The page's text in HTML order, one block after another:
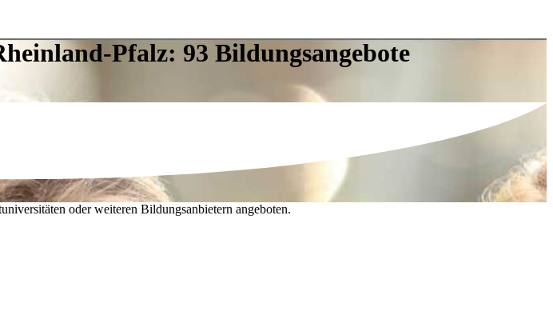
Pfalz: 93 Bildungsangebote
oder weiteren Bildungsanbietern angeboten.